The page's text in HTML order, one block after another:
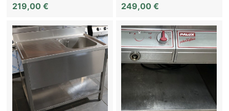
219,00 € 249,00€